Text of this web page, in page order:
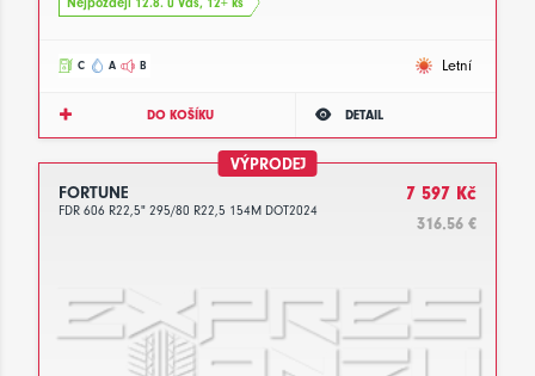
Nejpozději 12.8. u Vás, 12+ ks
C A B Letní
DO KOŠÍKU DETAIL
VÝPRODEJ
FORTUNE
FDR 606 R22,5" 295/80 R22,5 154M DOT2024
7 597 Kč
316.56 €